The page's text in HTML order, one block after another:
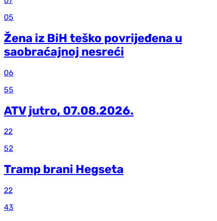
05
Žena iz BiH teško povrijeđena u
saobraćajnoj nesreći
06
55
ATV jutro, 07.08.2026.
22
52
Tramp brani Hegseta
22
43